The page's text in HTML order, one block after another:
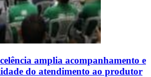
amplia acompanhamento e
do atendimento ao produtor